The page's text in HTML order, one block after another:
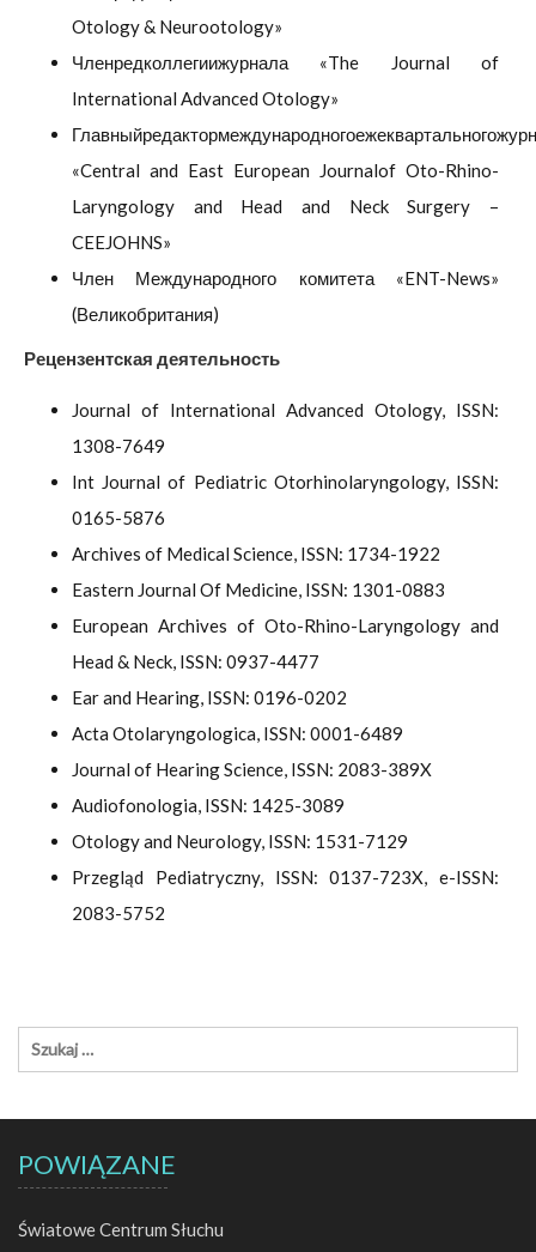
Otology & Neurootology»
Членредколлегиижурнала «The Journal of
International Advanced Otology»
«Central and East European Journalof Oto-Rhino-
Laryngology and Head and Neck Surgery –
CEEJOHNS»
Член Международного комитета «ENT-News»
(Великобритания)
Рецензентская деятельность
Journal of International Advanced Otology, ISSN:
1308-7649
Int Journal of Pediatric Otorhinolaryngology, ISSN:
0165-5876
Archives of Medical Science, ISSN: 1734-1922
Eastern Journal Of Medicine, ISSN: 1301-0883
European Archives of Oto-Rhino-Laryngology and
Head & Neck, ISSN: 0937-4477
Ear and Hearing, ISSN: 0196-0202
Acta Otolaryngologica, ISSN: 0001-6489
Journal of Hearing Science, ISSN: 2083-389X
Audiofonologia, ISSN: 1425-3089
Otology and Neurology, ISSN: 1531-7129
Przegląd Pediatryczny, ISSN: 0137-723X, e-ISSN:
2083-5752
POWIĄZANE
Światowe Centrum Słuchu